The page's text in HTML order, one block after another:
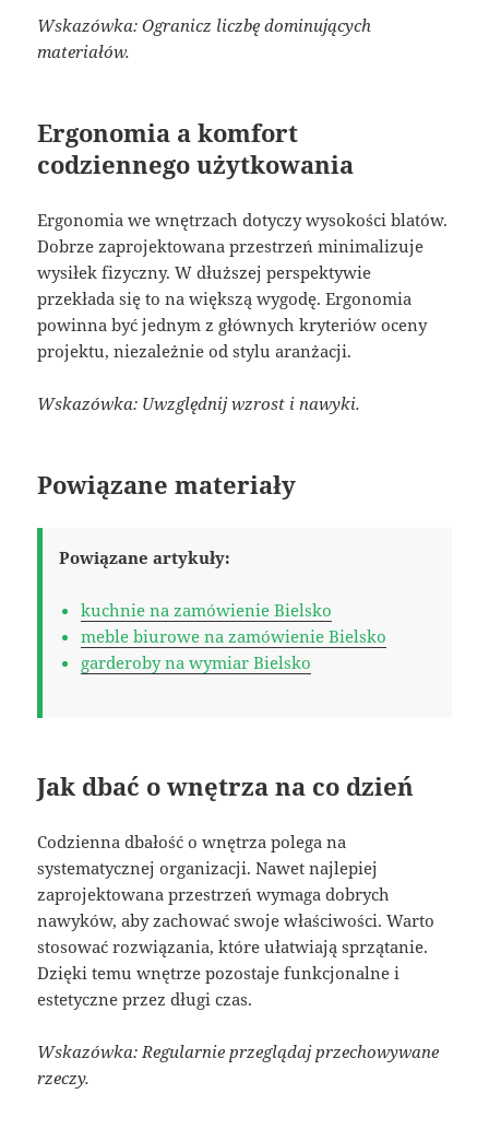
Wskazówka: Ogranicz liczbę dominujących
materiałów.
Ergonomia a komfort
codziennego użytkowania
Ergonomia we wnętrzach dotyczy wysokości blatów.
Dobrze zaprojektowana przestrzeń minimalizuje
wysiłek fizyczny. W dłuższej perspektywie
przekłada się to na większą wygodę. Ergonomia
powinna być jednym z głównych kryteriów oceny
projektu, niezależnie od stylu aranżacji.
Wskazówka: Uwzględnij wzrost i nawyki.
Powiązane materiały
Powiązane artykuły:
kuchnie na zamówienie Bielsko
meble biurowe na zamówienie Bielsko
garderoby na wymiar Bielsko
Jak dbać o wnętrza na co dzień
Codzienna dbałość o wnętrza polega na
systematycznej organizacji. Nawet najlepiej
zaprojektowana przestrzeń wymaga dobrych
nawyków, aby zachować swoje właściwości. Warto
stosować rozwiązania, które ułatwiają sprzątanie.
Dzięki temu wnętrze pozostaje funkcjonalne i
estetyczne przez długi czas.
Wskazówka: Regularnie przeglądaj przechowywane
rzeczy.